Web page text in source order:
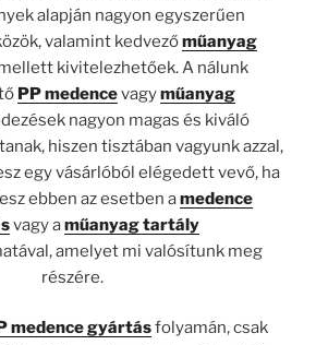
alapján nagyon egyszerűen
valamint kedvezőműanyag
kivitelezhetőek. A nálunk
PP medencevagyműanyag
nagyon magas és kiváló
hiszen tisztában vagyunk azzal,
egy vásárlóból elégedett vevő, ha
ebben az esetben amedence
vagy aműanyag tartály
amelyet mi valósítunk meg
részére.
medence gyártásfolyamán, csak